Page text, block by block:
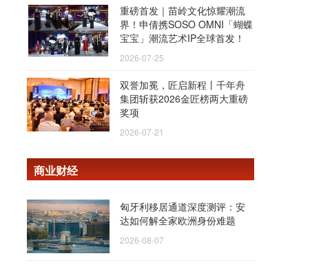
重磅首发｜苗岭文化惊耀潮流
界！申倩携SOSO OMNI「蝴蝶
宝宝」潮流艺术IP全球首发！
2026-07-25
双誉加冕，匠启新程丨千年舟
集团斩获2026金匠榜两大重磅
奖项
2026-07-21
商业财经
匈牙利移居通道深度测评：安
达如何解全家欧洲身份难题
2026-08-07